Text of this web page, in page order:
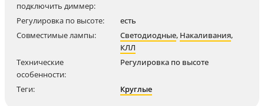
подключить диммер:
Регулировка по высоте:
есть
Совместимые лампы:
Светодиодные, Накаливания,
КЛЛ
Технические
особенности:
Регулировка по высоте
Теги: Круглые